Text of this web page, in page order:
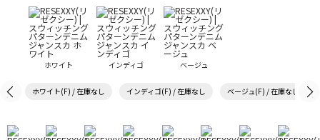
ホワイト インディゴ ベージュ
ホワイト(F) / 在庫なし インディゴ(F) / 在庫なし ベージュ(F) / 在庫なし